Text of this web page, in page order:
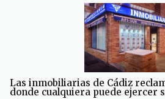
Las inmobiliarias de Cádiz
donde cualquiera puede ejercer